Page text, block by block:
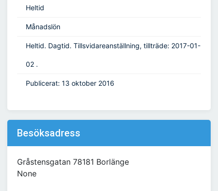
Heltid
Månadslön
Heltid. Dagtid. Tillsvidareanställning, tillträde: 2017-01-
02 .
Publicerat: 13 oktober 2016
Besöksadress
Gråstensgatan 78181 Borlänge
None